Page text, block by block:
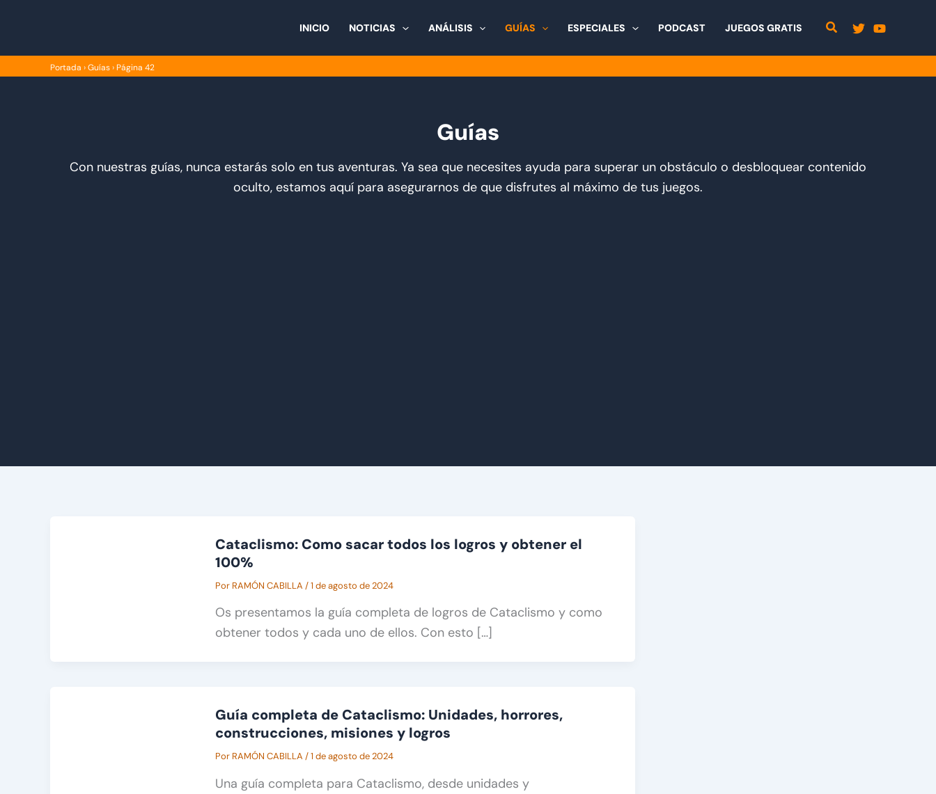
INICIO NOTICIAS ANÁLISIS GUÍAS ESPECIALES PODCAST JUEGOS GRATIS
Portada ›Guías›Página 42
Guías
Con nuestras guías, nunca estarás solo en tus aventuras. Ya sea que necesites ayuda para superar un obstáculo o desbloquear contenido
oculto, estamos aquí para asegurarnos de que disfrutes al máximo de tus juegos.
Cataclismo: Como sacar todos los logros y obtener el
100%
Por RAMÓN CABILLA /1 de agosto de 2024
Os presentamos la guía completa de logros de Cataclismo y como
obtener todos y cada uno de ellos. Con esto […]
Guía completa de Cataclismo: Unidades, horrores,
construcciones, misiones y logros
Por RAMÓN CABILLA /1 de agosto de 2024
Una guía completa para Cataclismo, desde unidades y